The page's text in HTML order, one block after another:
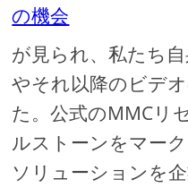
の機会
が見られ、私たち
やそれ以降のビデ
た。公式のMMCリ
ルストーンをマー
ソリューションを